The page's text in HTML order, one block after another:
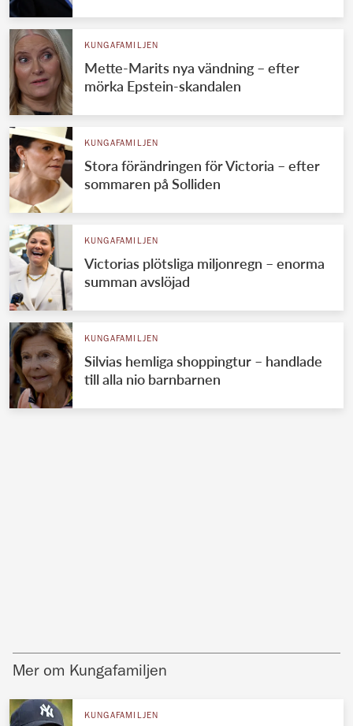
KUNGAFAMILJEN
Mette-Marits nya vändning – efter
mörka Epstein-skandalen
KUNGAFAMILJEN
Stora förändringen för Victoria – efter
sommaren på Solliden
KUNGAFAMILJEN
Victorias plötsliga miljonregn – enorma
summan avslöjad
KUNGAFAMILJEN
Silvias hemliga shoppingtur – handlade
till alla nio barnbarnen
Mer om Kungafamiljen
KUNGAFAMILJEN